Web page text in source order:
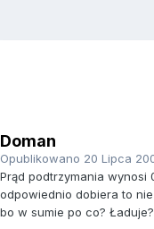
Doman
Opublikowano 20 Lipca
Prąd podtrzymania wynosi
odpowiednio dobiera to
bo w sumie po co?